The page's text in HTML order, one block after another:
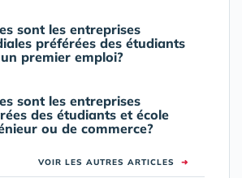
sont les entreprises
préférées des étudiants
premier emploi?
sont les entreprises
des étudiants et école
ou de commerce?
VOIR LES AUTRES ARTICLES ➜